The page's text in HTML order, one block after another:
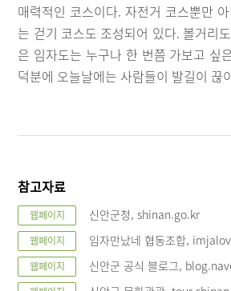
매력적인 코스이다. 자전거 코스뿐만
는 걷기 코스도 조성되어 있다. 볼거리
은 임자도는 누구나 한 번쯤 가보고 싶
덕분에 오늘날에는 사람들이 발길이 끊
참고자료
웹페이지 신안군청, shinan.go.kr
웹페이지 임자만났네 협동조합,
웹페이지 신안군 공식 블로그,